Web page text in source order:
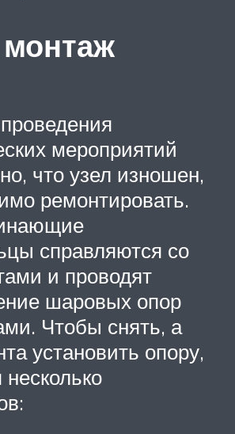
мероприятий
что узел изношен,
ремонтировать.
справляются со
и проводят
шаровых опор
Чтобы снять, а
установить опору,
несколько